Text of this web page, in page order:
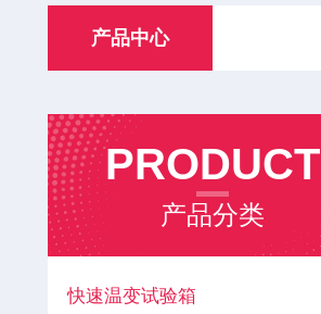
产品中心
PRODUCT
产品分类
快速温变试验箱